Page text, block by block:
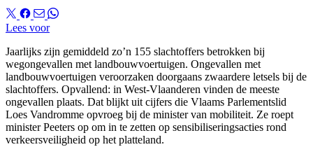
Lees voor
Jaarlijks zijn gemiddeld zo’n 155 slachtoffers betrokken bij
wegongevallen met landbouwvoertuigen. Ongevallen met
landbouwvoertuigen veroorzaken doorgaans zwaardere letsels bij de
slachtoffers. Opvallend: in West-Vlaanderen vinden de meeste
ongevallen plaats. Dat blijkt uit cijfers die Vlaams Parlementslid
Loes Vandromme opvroeg bij de minister van mobiliteit. Ze roept
minister Peeters op om in te zetten op sensibiliseringsacties rond
verkeersveiligheid op het platteland.